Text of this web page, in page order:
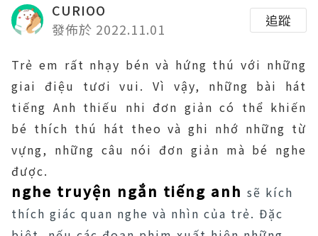
CURIOO
發佈於 2022.11.01
追蹤
Trẻ em rất nhạy bén và hứng thú với những
giai điệu tươi vui. Vì vậy, những bài hát
tiếng Anh thiếu nhi đơn giản có thể khiến
bé thích thú hát theo và ghi nhớ những từ
vựng, những câu nói đơn giản mà bé nghe
được.
nghe truyện ngắn tiếng anh sẽ kích
thích giác quan nghe và nhìn của trẻ. Đặc